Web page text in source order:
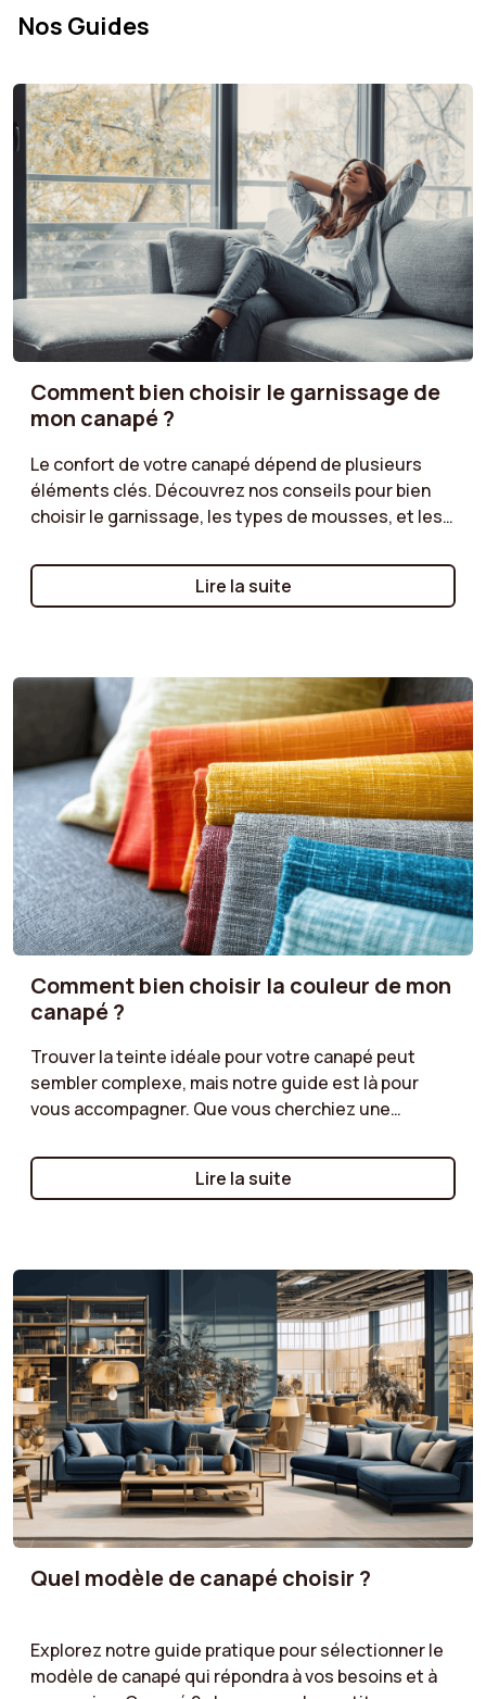
Nos Guides
Comment bien choisir le garnissage de
mon canapé ?
Le confort de votre canapé dépend de plusieurs
éléments clés. Découvrez nos conseils pour bien
choisir le garnissage, les types de mousses, et les
Préférez-vous une assise moelleuse ou plus ferme
? Offrez-vous un confort optimal grâce à un choix
Lire la suite
Comment bien choisir la couleur de mon
canapé ?
Trouver la teinte idéale pour votre canapé peut
sembler complexe, mais notre guide est là pour
vous accompagner. Que vous cherchiez une
une teinte plus audacieuse pour dynamiser votre
salon, découvrez nos conseils pour harmoniser
effet moderne, ou teintes naturelles pour une
atmosphère chaleureuse : suivez nos
recommandations pour un choix de couleur qui
sublimera votre espace tout en reflétant votre
personnalité.
Lire la suite
Quel modèle de canapé choisir ?
Explorez notre guide pratique pour sélectionner le
modèle de canapé qui répondra à vos besoins et à